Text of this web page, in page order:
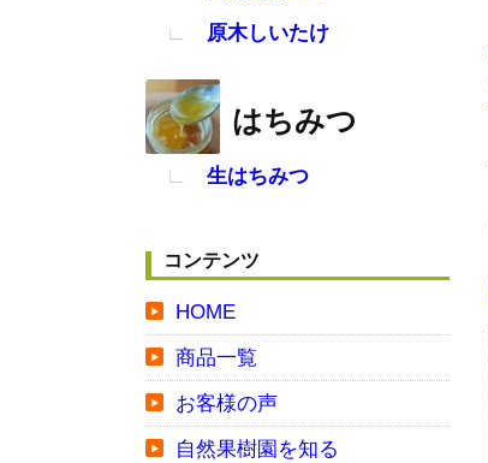
原木しいたけ
はちみつ
生はちみつ
コンテンツ
HOME
商品一覧
お客様の声
自然果樹園を知る